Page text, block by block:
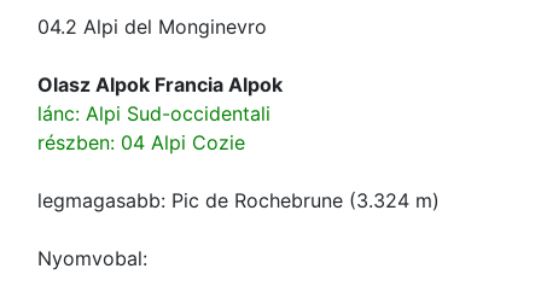
04.2 Alpi del Monginevro
Olasz Alpok Francia Alpok
lánc: Alpi Sud-occidentali
részben: 04 Alpi Cozie
legmagasabb: Pic de Rochebrune (3.324 m)
Nyomvobal: